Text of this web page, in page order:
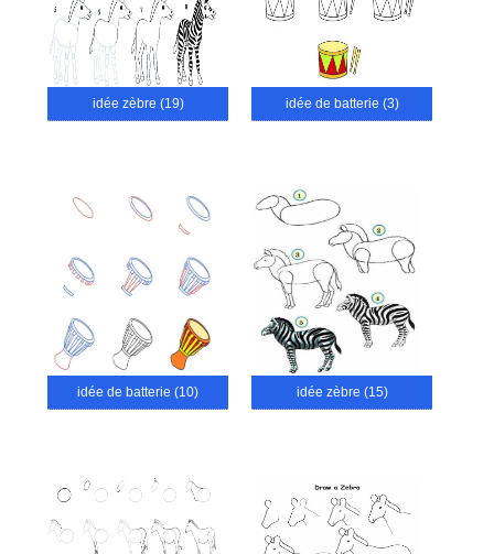
idée zèbre (19) idée de batterie (3)
idée de batterie (10) idée zèbre (15)